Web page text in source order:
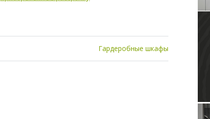
Гардеробные шкафы